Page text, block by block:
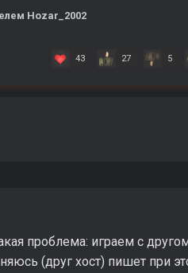
Hozar_2002
43 27 5
проблема: играем с
(друг хост) пишет при